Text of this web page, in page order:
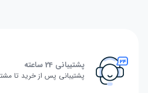
پشتیبانی 24 ساعته
پشتیبانی پس از خرید تا